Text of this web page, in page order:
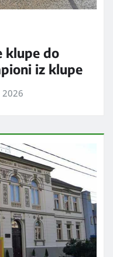
klupe do
iz klupe
2026